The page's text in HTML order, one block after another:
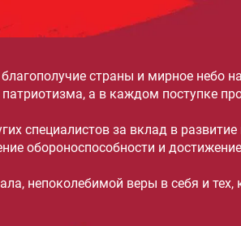
страны и мирное небо
а в каждом поступке
специалистов за вклад в развитие
обороноспособности и
непоколебимой веры в себя и тех,